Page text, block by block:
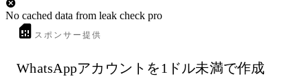
No cached data from leak check pro
スポンサー提供
WhatsAppアカウントを1ドル未満で作成